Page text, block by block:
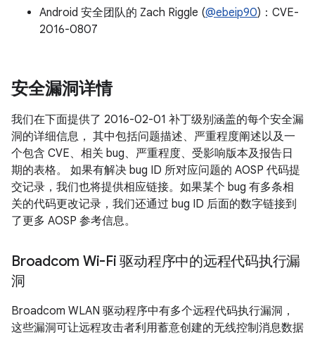
Android 安全团队的 Zach Riggle (@ebeip90)：CVE-
2016-0807
安全漏洞详情
我们在下面提供了 2016-02-01 补丁级别涵盖的每个安全漏
洞的详细信息， 其中包括问题描述、严重程度阐述以及一
个包含 CVE、相关 bug、严重程度、受影响版本及报告日
期的表格。 如果有解决 bug ID 所对应问题的 AOSP 代码提
交记录，我们也将提供相应链接。如果某个 bug 有多条相
关的代码更改记录，我们还通过 bug ID 后面的数字链接到
了更多 AOSP 参考信息。
Broadcom Wi-Fi 驱动程序中的远程代码执行漏
洞
Broadcom WLAN 驱动程序中有多个远程代码执行漏洞，
这些漏洞可让远程攻击者利用蓄意创建的无线控制消息数据